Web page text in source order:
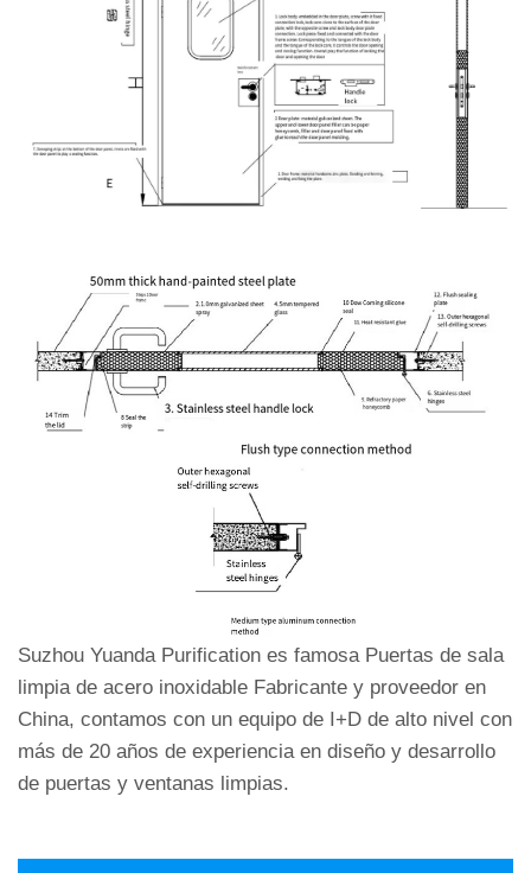
Suzhou Yuanda Purification es famosa Puertas de sala
limpia de acero inoxidable Fabricante y proveedor en
China, contamos con un equipo de I+D de alto nivel con
más de 20 años de experiencia en diseño y desarrollo
de puertas y ventanas limpias.